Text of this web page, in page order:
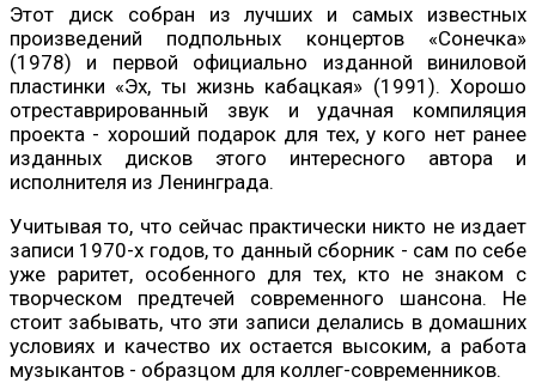
Этот диск собран из лучших и самых известных
произведений подпольных концертов «Сонечка»
(1978) и первой официально изданной виниловой
пластинки «Эх, ты жизнь кабацкая» (1991). Хорошо
отреставрированный звук и удачная компиляция
проекта - хороший подарок для тех, у кого нет ранее
изданных дисков этого интересного автора и
исполнителя из Ленинграда.
Учитывая то, что сейчас практически никто не издает
записи 1970-х годов, то данный сборник - сам по себе
уже раритет, особенного для тех, кто не знаком с
творческом предтечей современного шансона. Не
стоит забывать, что эти записи делались в домашних
условиях и качество их остается высоким, а работа
музыкантов - образцом для коллег-современников.